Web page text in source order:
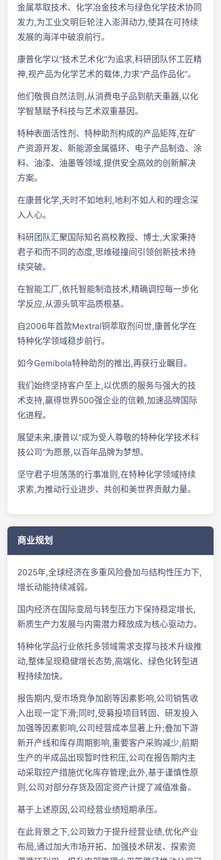
金属萃取技术、化学冶金技术与绿色化学技术协同
发力,为工业文明巨轮注入澎湃动力,使其在可持续
发展的海洋中破浪前行。
康普化学以“技术艺术化”为追求,科研团队怀工匠精
神,视产品为化学艺术的载体,力求“产品作品化”。
他们敬畏自然法则,从消费电子品到航天重器,以化
学智慧赋予科技与艺术双重基因。
特种表面活性剂、特种助剂构成的产品矩阵,在矿
产资源开发、新能源金属循环、电子产品制造、涂
料、油漆、油墨等领域,提供安全高效的创新解决
方案。
在康普化学,天时不如地利,地利不如人和的理念深
入人心。
科研团队汇聚国际知名高校教授、博士,大家秉持
君子和而不同的态度,思维碰撞间引领创新技术持
续突破。
在智能工厂,依托智能制造技术,精确调控每一步化
学反应,从源头筑牢品质根基。
自2006年首款Mextral铜萃取剂问世,康普化学在
特种化学领域稳步前行。
如今Gemibola特种助剂的推出,再获行业瞩目。
我们始终坚持客户至上,以优质的服务与强大的技
术支持,赢得世界500强企业的信赖,加速品牌国际
化进程。
展望未来,康普以“成为受人尊敬的特种化学技术科
技公司”为愿景,以百年品牌为梦想。
坚守君子坦荡荡的行事准则,在特种化学领域持续
求索,为推动行业进步、共创和美世界贡献力量。
商业规划
2025年,全球经济在多重风险叠加与结构性压力下,
增长动能持续减弱。
国内经济在国际变局与转型压力下保持稳定增长,
新质生产力发展与内需潜力释放成为核心驱动力。
特种化学品行业依托多领域需求支撑与技术升级推
动,整体呈现稳健增长态势,高端化、绿色化转型进
程持续加快。
报告期内,受市场竞争加剧等因素影响,公司销售收
入出现一定下滑;同时,受募投项目转固、研发投入
加强等因素影响,公司经营成本显著上升;叠加下游
新开产线和库存周期影响,重要客户采购减少,前期
生产的半成品出现暂时性积压,公司在报告期内主
动采取控产措施优化库存管理;此外,基于谨慎性原
则,公司对部分存货及固定资产计提了减值准备。
基于上述原因,公司经营业绩短期承压。
在此背景之下,公司致力于提升经营业绩,优化产业
布局,通过加大市场开拓、加强技术研发、探索资